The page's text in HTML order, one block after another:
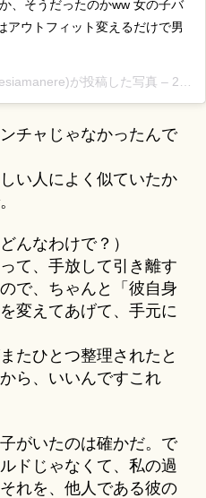
そうだったのかww 女の子バ
アウトフィット変えるだけで男
が投稿した写真 – 2015 9月 3 12:20午前 PDT
チャじゃなかったんで
い人によく似ていたか
んなわけで？）
て、手放して引き離す
で、ちゃんと「彼自身
変えてあげて、手元に
たひとつ整理されたと
ら、いいんですこれ
がいたのは確かだ。で
ドじゃなくて、私の過
れを、他人である彼の